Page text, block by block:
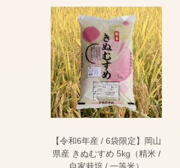
【令和6年産 / 6袋限定】岡山
県産 きぬむすめ 5kg（精米 /